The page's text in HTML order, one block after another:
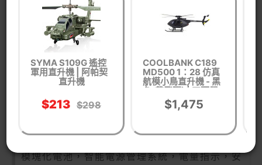
單槳無副翼設計，6軸電子陀螺儀增穩，並加入氣
壓計時定高，光流定位，飛行更穩定，更容易操
1080P廣角高清攝像頭，超長續航時間，耐撞
擊。
模塊化電池，智能電源管理系統，電量指示，安
SYMA S109G 遙控
軍用直升機 | 阿帕契
直升機
$213 $298
COOLBANK C189
MD500 1：28 仿真
航模小鳥直升機 - 黑
色(帶飛彈) | 四面單
漿無副翼像真版直升
機 | 軍事航模玩具
$1,475